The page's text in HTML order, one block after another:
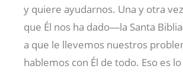
y quiere ayudarnos. Una y otra
que Él nos ha dado―la Santa
a que le llevemos nuestros
hablemos con Él de todo. Eso es